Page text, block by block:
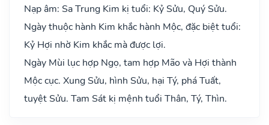
Nạp âm: Sa Trung Kim kị tuổi: Kỷ Sửu, Quý Sửu.
Ngày thuộc hành Kim khắc hành Mộc, đặc biệt tuổi:
Kỷ Hợi nhờ Kim khắc mà được lợi.
Ngày Mùi lục hợp Ngọ, tam hợp Mão và Hợi thành
Mộc cục. Xung Sửu, hình Sửu, hại Tý, phá Tuất,
tuyệt Sửu. Tam Sát kị mệnh tuổi Thân, Tý, Thìn.